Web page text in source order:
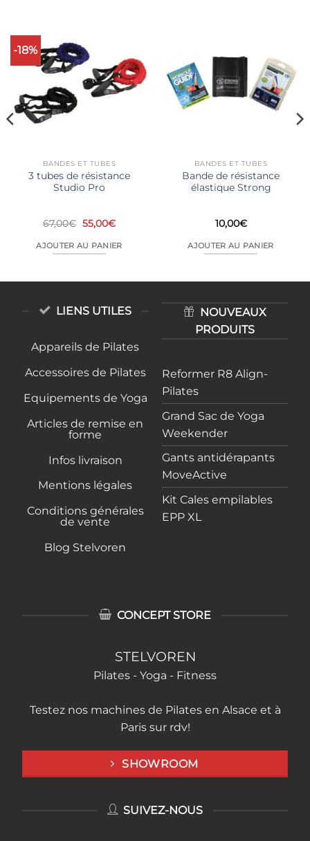
-18%
BANDES ET TUBES
3 tubes de résistance
Studio Pro
67,00€ Le
prix
initial
était :
55,00€Le
actuel
est :
AJOUTER AU PANIER
BANDES ET TUBES
Bande de résistance
élastique Strong
10,00€
AJOUTER AU PANIER
LIENS UTILES
Appareils de Pilates
Accessoires de Pilates
Equipements de Yoga
Articles de remise en
forme
Infos livraison
Mentions légales
Conditions générales
de vente
Blog Stelvoren
NOUVEAUX
PRODUITS
Reformer R8 Align-
Pilates
Grand Sac de Yoga
Weekender
Gants antidérapants
MoveActive
Kit Cales empilables
EPP XL
CONCEPT STORE
STELVOREN
Pilates - Yoga - Fitness
Testez nos machines de Pilates en Alsace et à
Paris sur rdv!
SHOWROOM
SUIVEZ-NOUS